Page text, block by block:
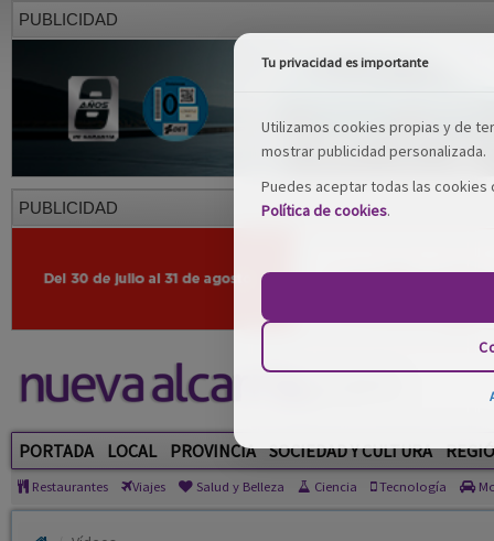
PUBLICIDAD
PUBLICIDAD
PORTADA LOCAL PROVINCIA SOCIEDAD Y CULTURA
Restaurantes Viajes Salud y Belleza
Vídeos
Comarca Molina Local
Tu privacidad es importante
Utilizamos cookies propias y de
mostrar publicidad personalizada.
Puedes aceptar todas las
Política de cookies.